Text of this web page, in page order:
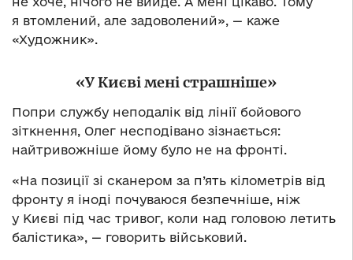
я втомлений, але задоволений», — каже
«Художник».
«У Києвіменістрашніше»
Попри службу неподалік від лінії бойового
зіткнення, Олег несподівано зізнається:
найтривожніше йому було не на фронті.
«На позиції зі сканером за п’ять кілометрів від
фронту я іноді почуваюся безпечніше, ніж
у Києві під час тривог, коли над головою летить
балістика», — говорить військовий.